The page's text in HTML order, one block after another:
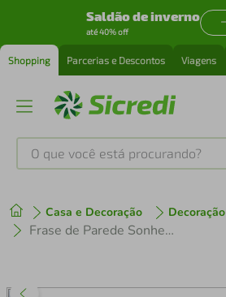
Saldão de inverno
até 40% off
Shopping Parcerias e Descontos Viagens
O que você está procurando?
Casa e Decoração Decoração
Frase de Parede Sonhe Acredite e Conquiste 90x81 Preto
1º tenis